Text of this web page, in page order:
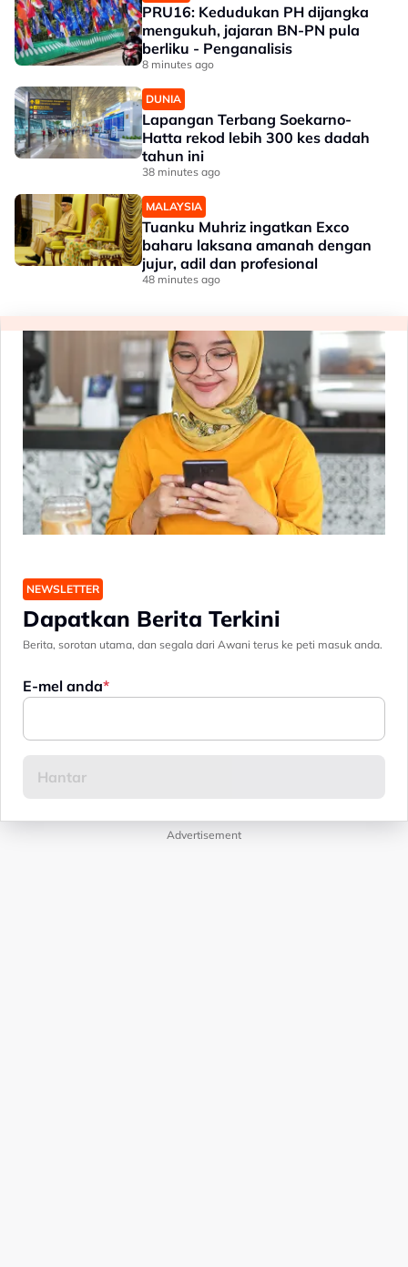
PRU16: Kedudukan PH dijangka
mengukuh, jajaran BN-PN pula
berliku - Penganalisis
8 minutes ago
DUNIA
Lapangan Terbang Soekarno-
Hatta rekod lebih 300 kes dadah
tahun ini
38 minutes ago
MALAYSIA
Tuanku Muhriz ingatkan Exco
baharu laksana amanah dengan
jujur, adil dan profesional
48 minutes ago
NEWSLETTER
Dapatkan Berita Terkini
Berita, sorotan utama, dan segala dari Awani terus ke peti masuk anda.
E-mel anda
Advertisement